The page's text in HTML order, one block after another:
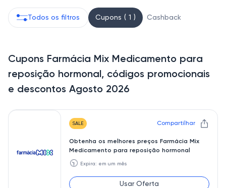
Todos os filtros Cupons ( 1 ) Cashback
Cupons Farmácia Mix Medicamento para
reposição hormonal, códigos promocionais
e descontos Agosto 2026
SALE Compartilhar
Obtenha os melhores preços Farmácia Mix
Medicamento para reposição hormonal
🕥 Expira: em um mês
Usar Oferta